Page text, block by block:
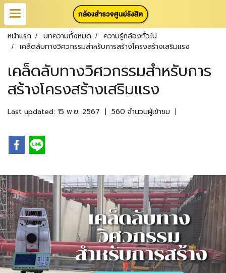
หน้าแรก บทความทั้งหมด
ความรู้กล้องทั่วไป
เคล็ดลับทางวิศวกรรมสำหรับการสร้างโครงสร้างเสริมแรง
เคล็ดลับทางวิศวกรรมสำหรับการ
สร้างโครงสร้างเสริมแรง
Last updated: 15 พ.ย. 2567 | 560 จำนวนผู้เข้าชม |